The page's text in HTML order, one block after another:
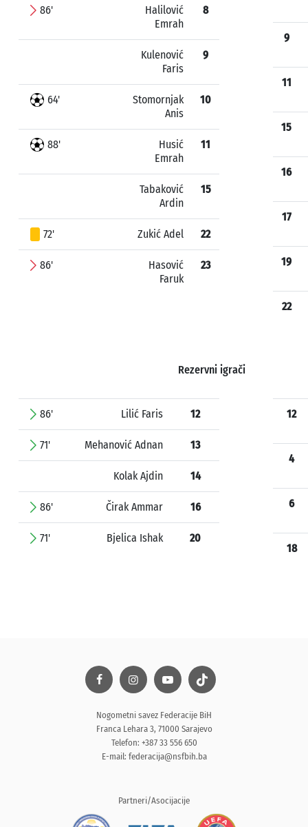
86'
Halilović
Emrah
8
Kulenović
Faris
9
64'
Stomornjak
Anis
10
88'
Husić
Emrah
11
Tabaković
Ardin
15
72' Zukić Adel 22
86'
Hasović
Faruk
23
9
11
15
16
17
19
22
Rezervni igrači
86' Lilić Faris 12
71' Mehanović Adnan 13
Kolak Ajdin 14
86' Čirak Ammar 16
71' Bjelica Ishak 20
12
4
6
18
Nogometni savez Federacije BiH
Franca Lehara 3, 71000 Sarajevo
Telefon: +387 33 556 650
E-mail: federacija@nsfbih.ba
Partneri/Asocijacije